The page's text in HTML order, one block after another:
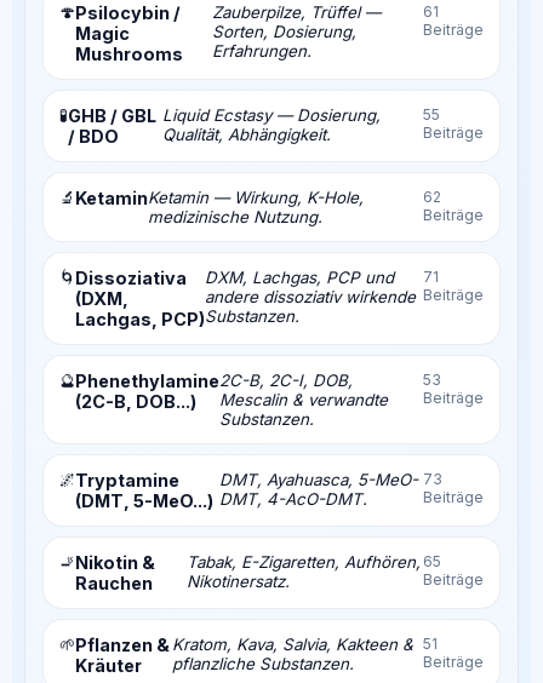
🍄Psilocybin /
Magic
Mushrooms
Zauberpilze, Trüffel —
Sorten, Dosierung,
Erfahrungen.
61
Beiträge
🧪GHB / GBL
/ BDO
Liquid Ecstasy — Dosierung,
Qualität, Abhängigkeit.
55
Beiträge
🔬 KetaminKetamin — Wirkung, K-Hole,
medizinische Nutzung.
62
Beiträge
🌀 Dissoziativa
(DXM,
Lachgas, PCP)
DXM, Lachgas, PCP und
andere dissoziativ wirkende
Substanzen.
71
Beiträge
🔮Phenethylamine
(2C-B, DOB...)
2C-B, 2C-I, DOB,
Mescalin & verwandte
Substanzen.
53
Beiträge
🌌Tryptamine
(DMT, 5-MeO...)
DMT, Ayahuasca, 5-MeO-
DMT, 4-AcO-DMT.
73
Beiträge
🚬Nikotin &
Rauchen
Tabak, E-Zigaretten, Aufhören,
Nikotinersatz.
65
Beiträge
🌱Pflanzen &
Kräuter
Kratom, Kava, Salvia, Kakteen &
pflanzliche Substanzen.
51
Beiträge